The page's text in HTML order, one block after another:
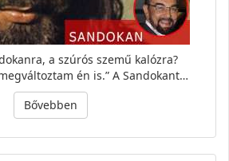
a szúrós szemű kalózra?
én is.” A Sandokant…
Bővebben